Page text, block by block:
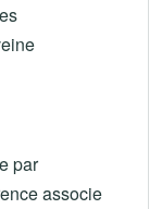
par
associe